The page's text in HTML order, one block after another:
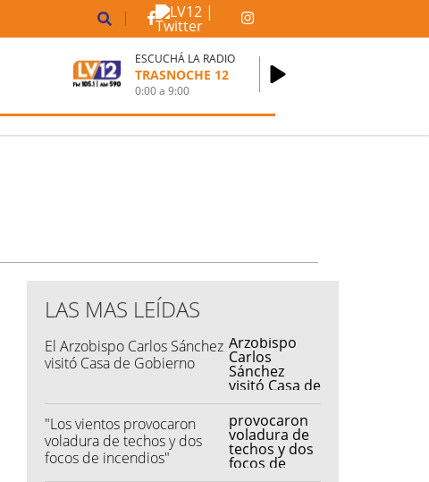
ESCUCHÁ LA RADIO
TRASNOCHE 12
0:00a9:00
LAS MAS LEÍDAS
El Arzobispo Carlos Sánchez
visitó Casa de Gobierno
"Los vientos provocaron
voladura de techos y dos
focos de incendios"